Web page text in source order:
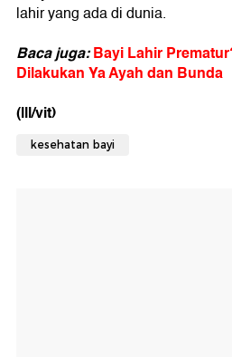
lahir yang ada di dunia.
Baca juga:Bayi Lahir
Dilakukan Ya Ayah dan Bunda
(lll/vit)
kesehatan bayi